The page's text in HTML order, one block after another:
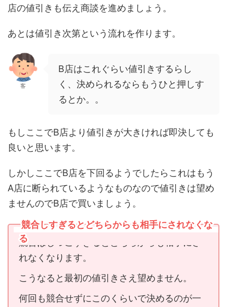
店の値引きも伝え商談を進めましょう。
あとは値引き次第という流れを作ります。
客
B店はこれぐらい値引きするらし
く、決められるならもうひと押しす
るとか。。
もしここでB店より値引きが大きければ即決しても
良いと思います。
しかしここでB店を下回るようでしたらこれはもう
A店に断られているようなものなので値引きは望め
ませんのでB店で買いましょう。
競合しすぎるとどちらからも相手にされなくな
る
競合はしつこすぎるとどちらからも相手にさ
れなくなります。
こうなると最初の値引きさえ望めません。
何回も競合せずにこのくらいで決めるのが一